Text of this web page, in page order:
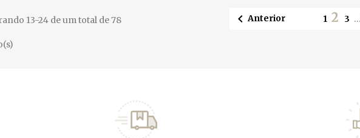
13-24 de um total de 78 Anterior 12 3 …